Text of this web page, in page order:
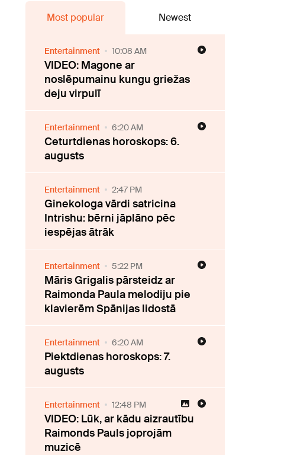
Most popular Newest
Entertainment 10:08 AM
VIDEO: Magone ar
noslēpumainu kungu griežas
deju virpulī
Entertainment 6:20 AM
Ceturtdienas horoskops: 6.
augusts
Entertainment 2:47 PM
Ginekologa vārdi satricina
Intrishu: bērni jāplāno pēc
iespējas ātrāk
Entertainment 5:22 PM
Māris Grigalis pārsteidz ar
Raimonda Paula melodiju pie
klavierēm Spānijas lidostā
Entertainment 6:20 AM
Piektdienas horoskops: 7.
augusts
Entertainment 12:48 PM
VIDEO: Lūk, ar kādu aizrautību
Raimonds Pauls joprojām
muzicē